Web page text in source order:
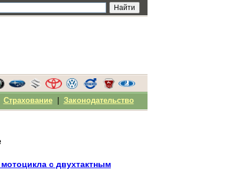
с двухтактным
Страхование| Законодательство